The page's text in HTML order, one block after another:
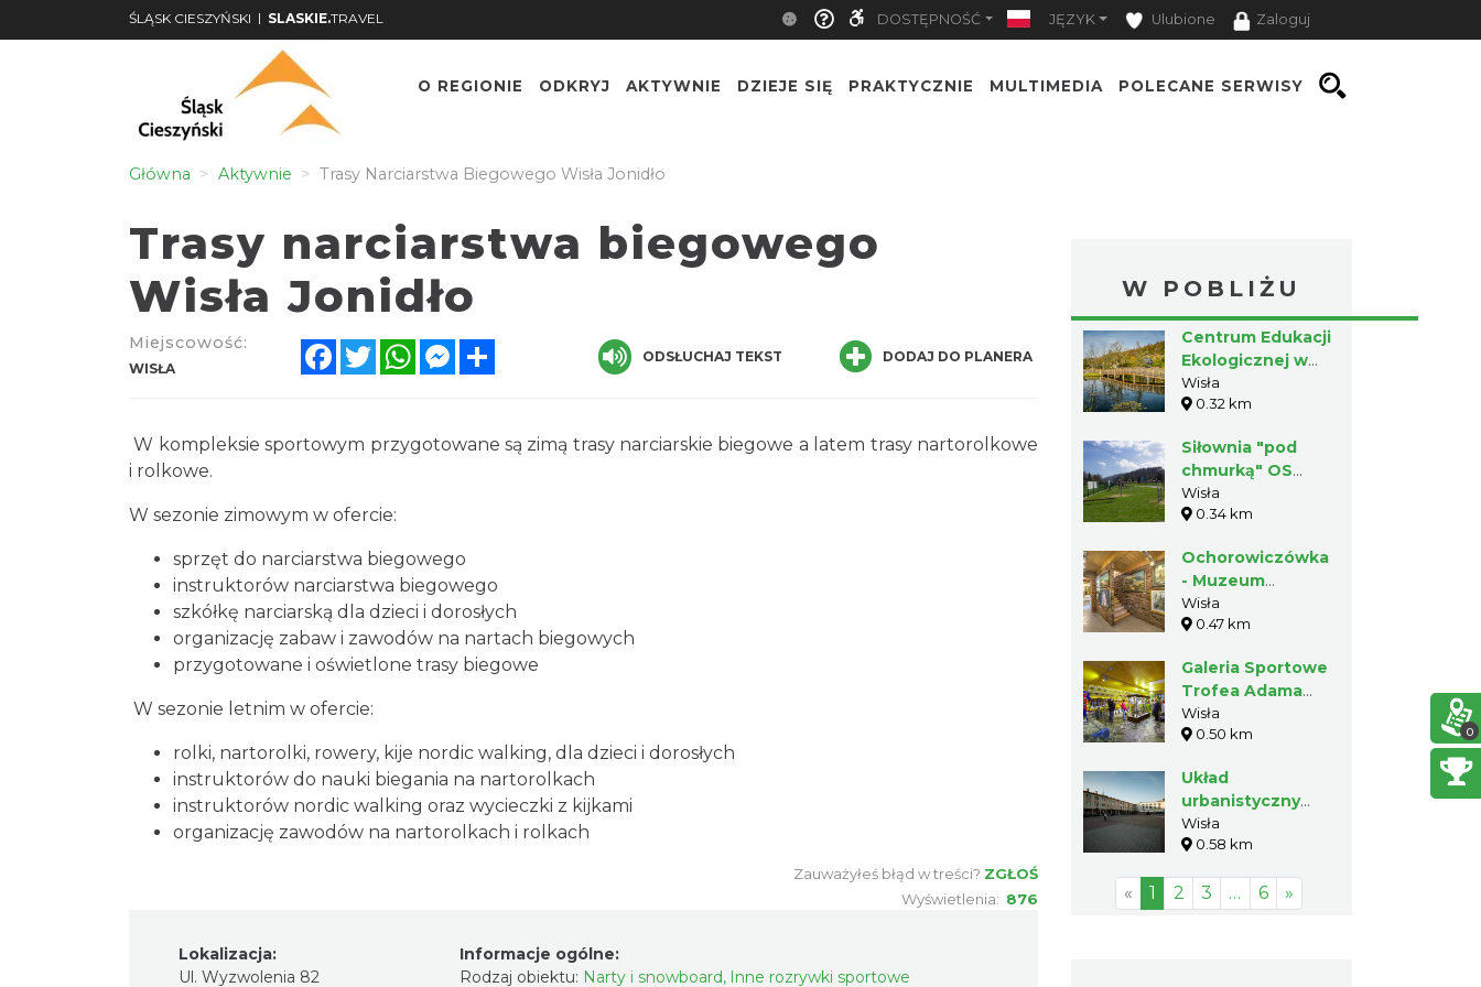
ŚLĄSK CIESZYŃSKI | SLASKIE.TRAVEL DOSTĘPNOŚĆ JĘZYK Ulubione Zaloguj
O REGIONIE ODKRYJ AKTYWNIE DZIEJE SIĘ PRAKTYCZNIE MULTIMEDIA POLECANE SERWISY
Główna Aktywnie Trasy Narciarstwa Biegowego Wisła Jonidło
Trasy narciarstwa biegowego
Wisła Jonidło
Miejscowość:
WISŁA
FacebookTwitterWhatsAppMessenger ODSŁUCHAJ TEKST DODAJ DO PLANERA
W kompleksie sportowym przygotowane są zimą trasy narciarskie biegowe a latem trasy nartorolkowe
i rolkowe.
W sezonie zimowym w ofercie:
sprzęt do narciarstwa biegowego
instruktorów narciarstwa biegowego
szkółkę narciarską dla dzieci i dorosłych
organizację zabaw i zawodów na nartach biegowych
przygotowane i oświetlone trasy biegowe
W sezonie letnim w ofercie:
rolki, nartorolki, rowery, kije nordic walking, dla dzieci i dorosłych
instruktorów do nauki biegania na nartorolkach
instruktorów nordic walking oraz wycieczki z kijkami
organizację zawodów na nartorolkach i rolkach
Zauważyłeś błąd w treści? ZGŁOŚ
Wyświetlenia: 876
Lokalizacja:
Ul. Wyzwolenia 82
Informacje ogólne:
Rodzaj obiektu: Narty i snowboard, Inne rozrywki sportowe
W POBLIŻU
Centrum Edukacji
Ekologicznej w
Wiśle
Wisła
0.32 km
Siłownia "pod
chmurką" OS
Jonidło
Wisła
0.34 km
Ochorowiczówka
- Muzeum
Magicznego
Realizmu w Wiśle
Wisła
0.47 km
Galeria Sportowe
Trofea Adama
Małysza
Wisła
0.50 km
Układ
urbanistyczny
Wisły
Wisła
0.58 km
« 1 2 3 … 6 »
0